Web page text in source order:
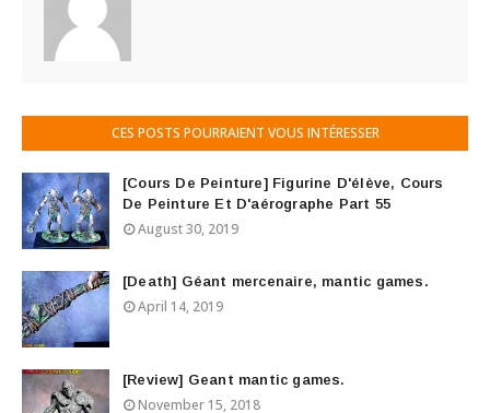
CES POSTS POURRAIENT VOUS INTÉRESSER
[Cours De Peinture] Figurine D'élève, Cours
De Peinture Et D'aérographe Part 55
August 30, 2019
[Death] Géant mercenaire, mantic games.
April 14, 2019
[Review] Geant mantic games.
November 15, 2018